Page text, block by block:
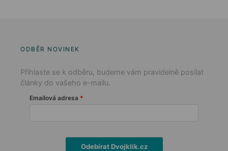
ODBĚR NOVINEK
Přihlaste se k odběru, budeme vám pravidelně posílat
články do vašeho e-mailu.
Emailová adresa
Odebírat Dvojklik.cz